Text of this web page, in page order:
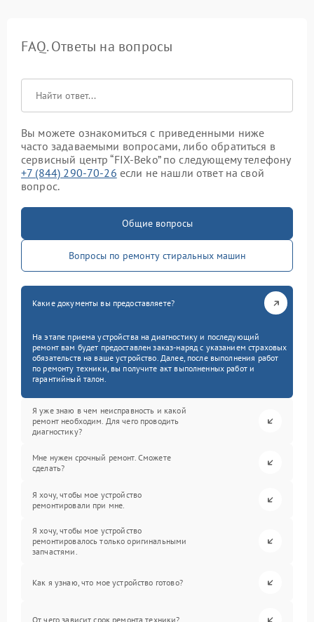
FAQ. Ответы на вопросы
Вы можете ознакомиться с приведенными ниже
часто задаваемыми вопросами, либо обратиться в
сервисный центр “FIX-Beko” по следующему телефону
+7 (844) 290-70-26 если не нашли ответ на свой
вопрос.
Общие вопросы
Вопросы по ремонту стиральных машин
Какие документы вы предоставляете?
На этапе приема устройства на диагностику и последующий
ремонт вам будет предоставлен заказ-наряд с указанием страховых
обязательств на ваше устройство. Далее, после выполнения работ
по ремонту техники, вы получите акт выполненных работ и
гарантийный талон.
Я уже знаю в чем неисправность и какой
ремонт необходим. Для чего проводить
диагностику?
Мне нужен срочный ремонт. Сможете
сделать?
Я хочу, чтобы мое устройство
ремонтировали при мне.
Я хочу, чтобы мое устройство
ремонтировалось только оригинальными
запчастями.
Как я узнаю, что мое устройство готово?
От чего зависит срок ремонта техники?